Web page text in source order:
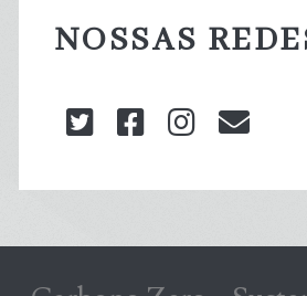
NOSSAS
twitterfacebookinstagram